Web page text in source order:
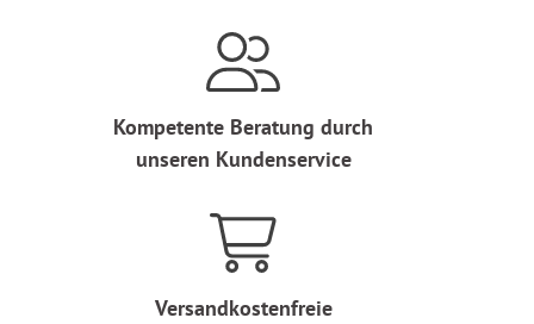
Kompetente Beratung durch
unseren Kundenservice
Versandkostenfreie